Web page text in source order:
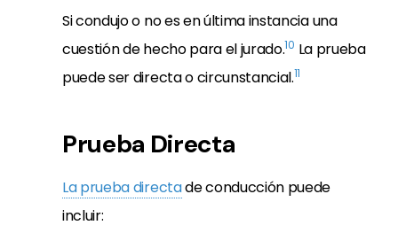
Si condujo o no es en última instancia una
cuestión de hecho para el jurado.10 La prueba
puede ser directa o circunstancial.11
Prueba Directa
La prueba directade conducción puede
incluir: